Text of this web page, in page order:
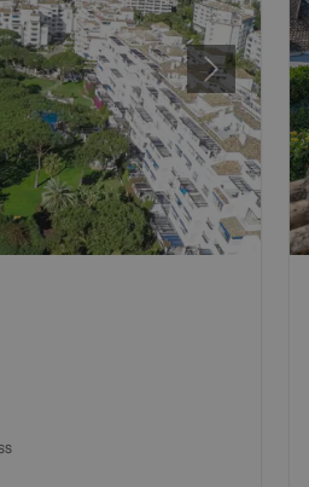
Nästa